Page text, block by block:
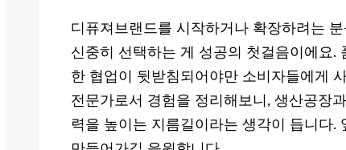
디퓨져브랜드를 시작하거나 확장하려는
신중히 선택하는 게 성공의 첫걸음이에요.
한 협업이 뒷받침되어야만 소비자들에게
전문가로서 경험을 정리해보니, 생산공장
력을 높이는 지름길이라는 생각이 듭니다